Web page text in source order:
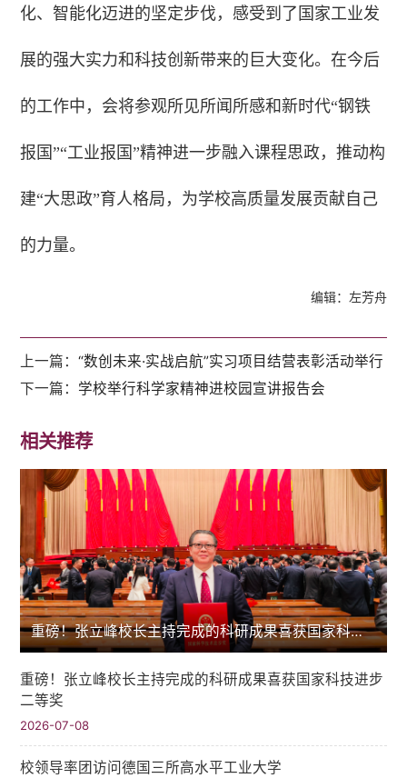
化、智能化迈进的坚定步伐，感受到了国家工业发
展的强大实力和科技创新带来的巨大变化。在今后
的工作中，会将参观所见所闻所感和新时代“钢铁
报国”“工业报国”精神进一步融入课程思政，推动构
建“大思政”育人格局，为学校高质量发展贡献自己
的力量。
编辑：左芳舟
上一篇：“数创未来·实战启航”实习项目结营表彰活动举行
下一篇： 学校举行科学家精神进校园宣讲报告会
相关推荐
重磅！张立峰校长主持完成的科研成果喜获国家科技进步二等奖
重磅！张立峰校长主持完成的科研成果喜获国家科技进步
二等奖
2026-07-08
校领导率团访问德国三所高水平工业大学